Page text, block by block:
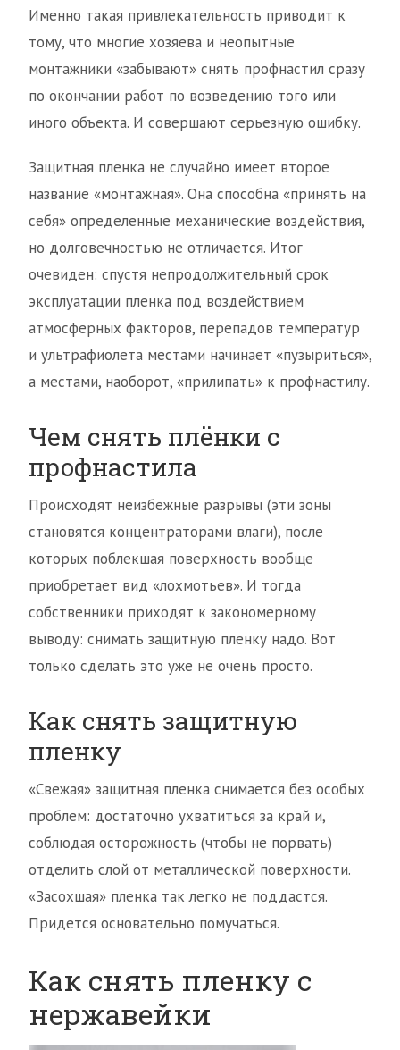
Именно такая привлекательность приводит к
тому, что многие хозяева и неопытные
монтажники «забывают» снять профнастил сразу
по окончании работ по возведению того или
иного объекта. И совершают серьезную ошибку.
Защитная пленка не случайно имеет второе
название «монтажная». Она способна «принять на
себя» определенные механические воздействия,
но долговечностью не отличается. Итог
очевиден: спустя непродолжительный срок
эксплуатации пленка под воздействием
атмосферных факторов, перепадов температур
и ультрафиолета местами начинает «пузыриться»,
а местами, наоборот, «прилипать» к профнастилу.
Чем снять плёнки с
профнастила
Происходят неизбежные разрывы (эти зоны
становятся концентраторами влаги), после
которых поблекшая поверхность вообще
приобретает вид «лохмотьев». И тогда
собственники приходят к закономерному
выводу: снимать защитную пленку надо. Вот
только сделать это уже не очень просто.
Как снять защитную
пленку
«Свежая» защитная пленка снимается без особых
проблем: достаточно ухватиться за край и,
соблюдая осторожность (чтобы не порвать)
отделить слой от металлической поверхности.
«Засохшая» пленка так легко не поддастся.
Придется основательно помучаться.
Как снять пленку с
нержавейки